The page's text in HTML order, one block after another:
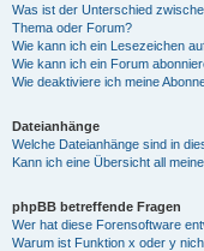
Was ist der Unterschied
Thema oder Forum?
Wie kann ich ein Lesezeichen
Wie kann ich ein Forum
Wie deaktiviere ich meine
Dateianhänge
Welche Dateianhänge sind in
Kann ich eine Übersicht all
phpBB betreffende Fragen
Wer hat diese Forensoftware
Warum ist Funktion x oder y